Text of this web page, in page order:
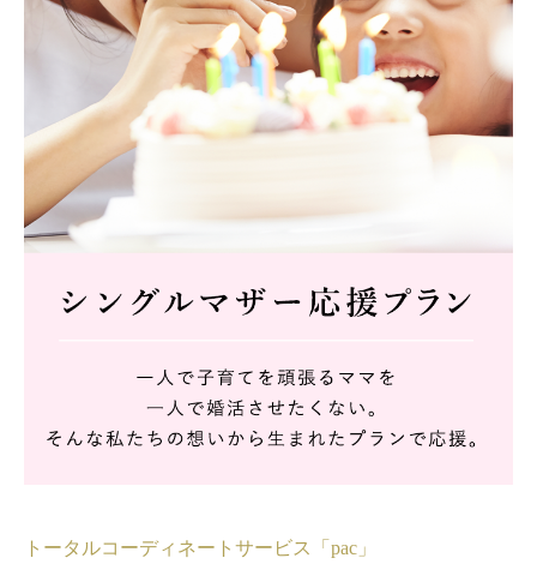
お相手の希望条件
35～49歳、年収600万円以上、大卒以上、できれば初婚の方
ご自身のお仕事に誇りを持って頑張っている方
紹介数
50名
コンタクト率
30
成婚までの期間
6
中高年専用の婚活サービス
Jさん 57歳
町田市在住
高専卒 会社役員
入会のきっかけ
トータルコーディネートサービス「pac」